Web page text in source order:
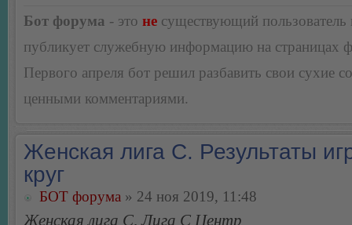
Бот форума - это не существующий пользователь
публикует служебную информацию на страницах
Первого апреля бот решил разбавить свои сухие
ценными комментариями.
Женская лига С. Результаты
круг
БОТ форума » 24 ноя 2019, 11:48
Женская лига С, Лига С Центр